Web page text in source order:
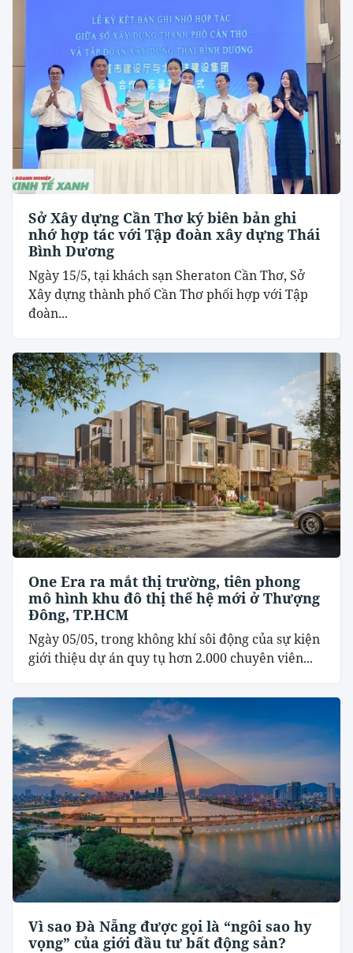
Sở Xây dựng Cần Thơ ký biên bản ghi
nhớ hợp tác với Tập đoàn xây dựng Thái
Bình Dương
Ngày 15/5, tại khách sạn Sheraton Cần Thơ, Sở
Xây dựng thành phố Cần Thơ phối hợp với Tập
đoàn...
One Era ra mắt thị trường, tiên phong
mô hình khu đô thị thế hệ mới ở Thượng
Đông, TP.HCM
Ngày 05/05, trong không khí sôi động của sự kiện
giới thiệu dự án quy tụ hơn 2.000 chuyên viên...
Vì sao Đà Nẵng được gọi là “ngôi sao hy
vọng” của giới đầu tư bất động sản?